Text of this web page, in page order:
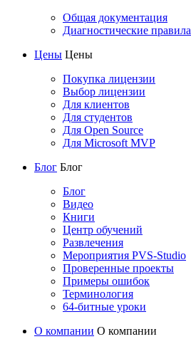
Общая документация
Диагностические правила
Цены Цены
Покупка лицензии
Выбор лицензии
Для клиентов
Для студентов
Для Open Source
Для Microsoft MVP
Блог Блог
Блог
Видео
Книги
Центр обучений
Развлечения
Мероприятия PVS-Studio
Проверенные проекты
Примеры ошибок
Терминология
64-битные уроки
О компании О компании